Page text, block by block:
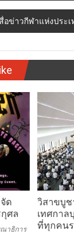
อข่าวกีฬาแห่งประ
ด
ศล
ณาธิการ
วิสาขบู
เทศกา
ที่ทุกคน